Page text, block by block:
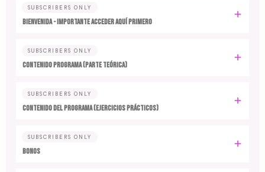
SUBSCRIBERS ONLY
BIENVENIDA - IMPORTANTE ACCEDER AQUÍ PRIMERO
SUBSCRIBERS ONLY
CONTENIDO PROGRAMA (Parte Teórica)
SUBSCRIBERS ONLY
CONTENIDO DEL PROGRAMA (Ejercicios Prácticos)
SUBSCRIBERS ONLY
BONOS